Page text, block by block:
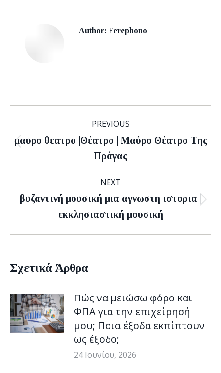
Author: Ferephono
navigation
PREVIOUS
Previous
post:
μαυρο θεατρο |Θέατρο | Μαύρο Θέατρο Της
Πράγας
NEXT
Next
post:
βυζαντινή μουσική μια αγνωστη ιστορια |
εκκλησιαστική μουσική
Σχετικά Άρθρα
Πώς να μειώσω φόρο και
ΦΠΑ για την επιχείρησή
μου; Ποια έξοδα εκπίπτουν
ως έξοδο;
24 Ιουνίου, 2026